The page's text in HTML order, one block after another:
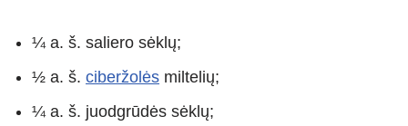
¼ a. š. saliero sėklų;
½ a. š. ciberžolės miltelių;
¼ a. š. juodgrūdės sėklų;